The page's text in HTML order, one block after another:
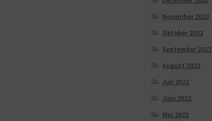
November 2022
Oktober 2022
September 2022
August 2022
Juli 2022
Juni 2022
Mai 2022